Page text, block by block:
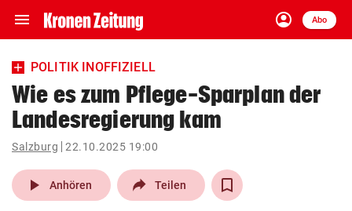
menu Navigation
ein-/ausklappen
account_circle
Anmelden
Abo
close Schließen
account_circle Anmelden
pin_drop
Wien arrow_right
POLITIK INOFFIZIELL
Wie es zum Pflege-Sparplan der
Landesregierung kam
Salzburg 22.10.2025 19:00
play_arrow Anhören Teilen